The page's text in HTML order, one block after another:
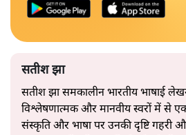
सतीश झा
सतीश झा समकालीन भारतीय भाषाई
विश्लेषणात्मक और मानवीय स्वरों में से
संस्कृति और भाषा पर उनकी दृष्टि